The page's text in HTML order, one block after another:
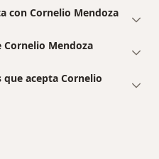
con Cornelio Mendoza
Cornelio Mendoza
que acepta Cornelio